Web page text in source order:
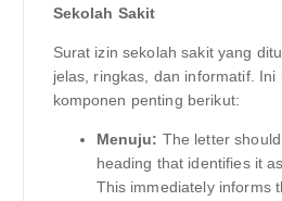
Sekolah Sakit
Surat izin sekolah sakit yang
jelas, ringkas, dan informatif. Ini
komponen penting berikut:
Menuju: The letter
heading that identifies it
This immediately informs